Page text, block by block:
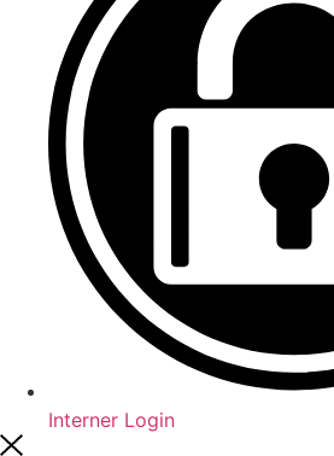
Interner Login